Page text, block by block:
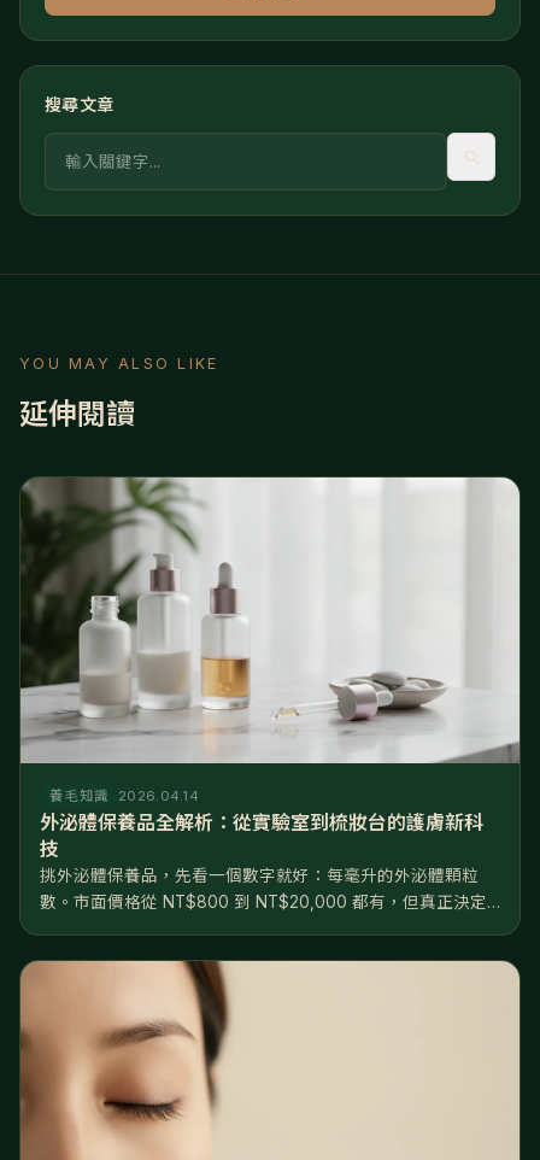
搜尋文章
關鍵字
YOU MAY ALSO LIKE
延伸閱讀
養毛知識 2026.04.14
外泌體保養品全解析：從實驗室到梳妝台的護膚新科
技
挑外泌體保養品，先看一個數字就好：每毫升的外泌體顆粒
數。市面價格從 NT$800 到 NT$20,000 都有，但真正決定